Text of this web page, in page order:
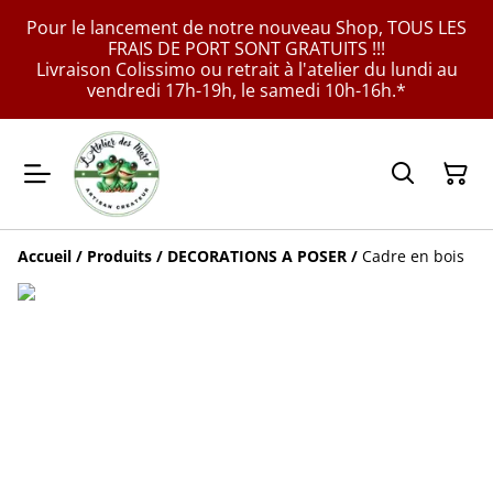
Pour le lancement de notre nouveau Shop, TOUS LES
FRAIS DE PORT SONT GRATUITS !!!
Livraison Colissimo ou retrait à l'atelier du lundi au
vendredi 17h-19h, le samedi 10h-16h.*
Accueil / Produits / DECORATIONS A POSER / Cadre en bois